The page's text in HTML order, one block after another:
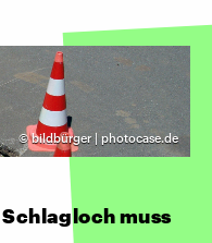
©bildbürger | photocase.de
muss